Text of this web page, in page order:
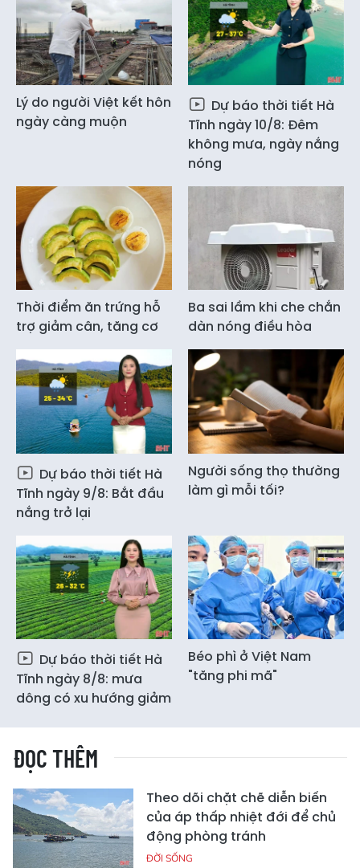
Lý do người Việt kết hôn
ngày càng muộn
Dự báo thời tiết Hà
Tĩnh ngày 10/8: Đêm
không mưa, ngày nắng
nóng
Thời điểm ăn trứng hỗ
trợ giảm cân, tăng cơ
Ba sai lầm khi che chắn
dàn nóng điều hòa
Dự báo thời tiết Hà
Tĩnh ngày 9/8: Bắt đầu
nắng trở lại
Người sống thọ thường
làm gì mỗi tối?
Dự báo thời tiết Hà
Tĩnh ngày 8/8: mưa
dông có xu hướng giảm
Béo phì ở Việt Nam
"tăng phi mã"
ĐỌC THÊM
Theo dõi chặt chẽ diễn biến
của áp thấp nhiệt đới để chủ
động phòng tránh
ĐỜI SỐNG